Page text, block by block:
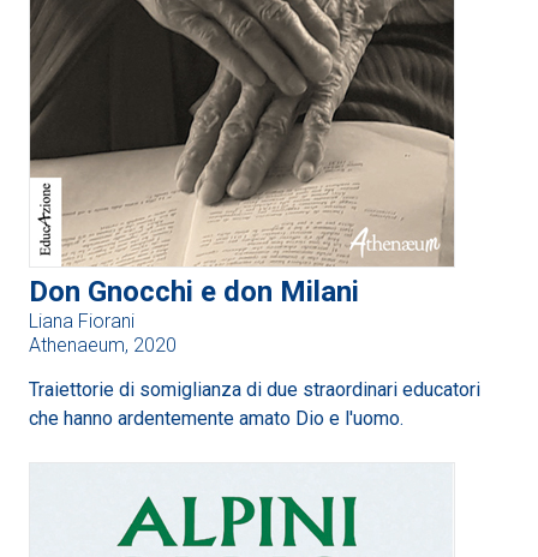
Don Gnocchi e don Milani
Liana Fiorani
Athenaeum, 2020
Traiettorie di somiglianza di due straordinari educatori
che hanno ardentemente amato Dio e l'uomo.